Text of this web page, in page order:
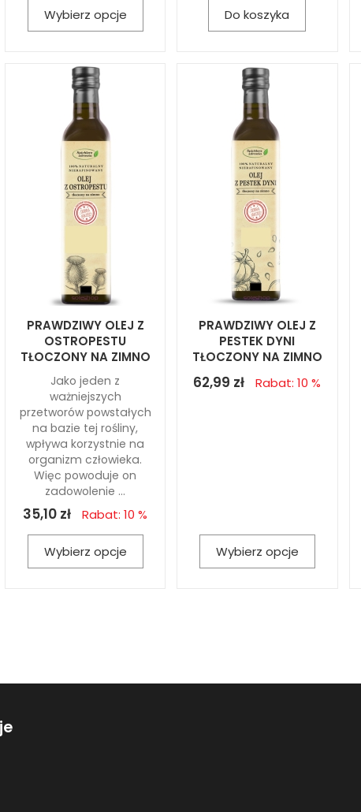
Wybierz opcje Do koszyka
PRAWDZIWY OLEJ Z
OSTROPESTU
TŁOCZONY NA ZIMNO
Jako jeden z
ważniejszych
przetworów powstałych
na bazie tej rośliny,
wpływa korzystnie na
organizm człowieka.
Więc powoduje on
zadowolenie ...
35,10 zł Rabat: 10 %
Wybierz opcje
PRAWDZIWY OLEJ Z
PESTEK DYNI
TŁOCZONY NA ZIMNO
62,99 zł Rabat: 10 %
Wybierz opcje